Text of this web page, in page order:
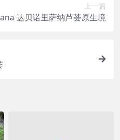
上一篇
达贝诺里萨纳芦荟原生境